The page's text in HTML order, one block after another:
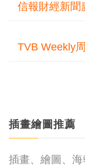
信報財經新聞
TVB Weekly
插畫繪圖推薦
插畫、繪圖、海